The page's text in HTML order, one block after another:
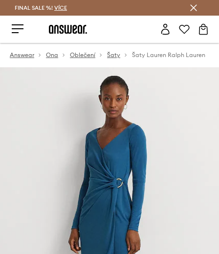
FINAL SALE %! VÍCE
Answear Ona Oblečení Šaty Šaty Lauren Ralph Lauren